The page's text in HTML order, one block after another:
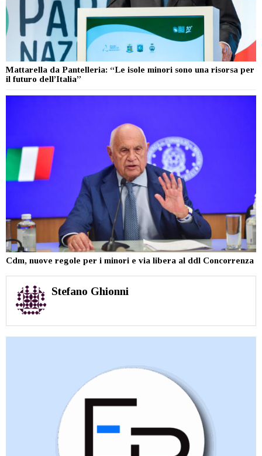
Mattarella da Pantelleria: “Le isole minori sono una risorsa per
il futuro dell’Italia”
Cdm, nuove regole per i minori e via libera al ddl Concorrenza
Stefano Ghionni